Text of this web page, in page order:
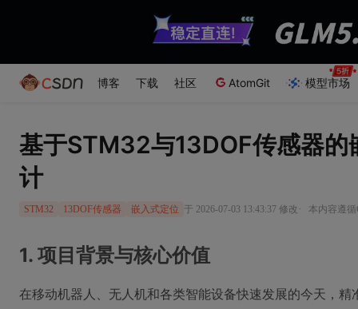
博客 下载 社区 AtomGit 模型市场
基于STM32与13DOF传感器的
计
STM32 13DOF传感器 嵌入式定位 于 2026-07-03 13:43:37 修改 · 本内容遵
1. 项目背景与核心价值
在移动机器人、无人机和各类智能设备快速发展的今天，